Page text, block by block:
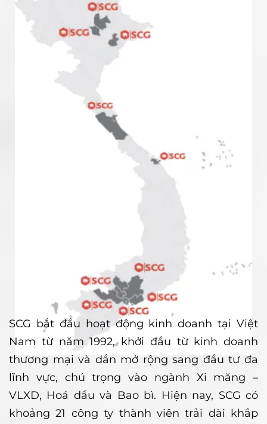
SCG bắt đầu hoạt động kinh doanh tại Việt
Nam từ năm 1992, khởi đầu từ kinh doanh
thương mại và dần mở rộng sang đầu tư đa
lĩnh vực, chú trọng vào ngành Xi măng –
VLXD, Hoá dầu và Bao bì. Hiện nay, SCG có
khoảng 21 công ty thành viên trải dài khắp